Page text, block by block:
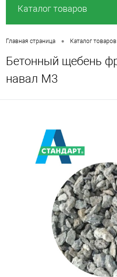
Каталог товаров
Главная страница • Каталог товаров
Бетонный щебень
навал М3